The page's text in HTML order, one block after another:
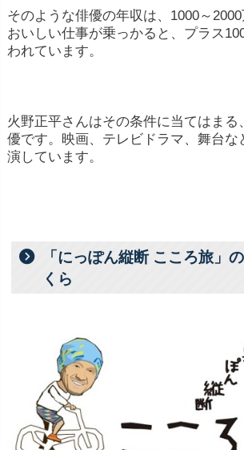
そのような俳優の年収は、1000～
おいしい仕事が乗っかると、プラス
われています。
火野正平さんはその条件に当てはまる
優です。映画、テレビドラマ、舞台な
演しています。
「にっぽん縦断 こころ旅」
くら